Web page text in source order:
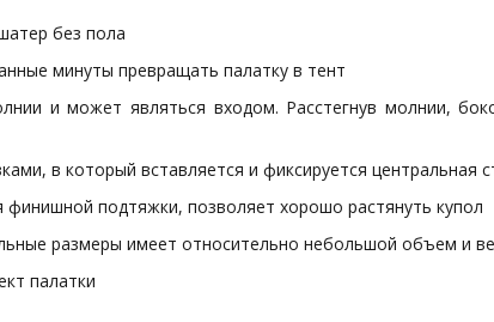
без пола
минуты превращать палатку в тент
и может являться входом. Расстегнув молнии,
в который вставляется и фиксируется
подтяжки, позволяет хорошо растянуть купол
размеры имеет относительно небольшой объем и
палатки